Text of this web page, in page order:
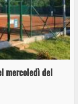
mercoledì del